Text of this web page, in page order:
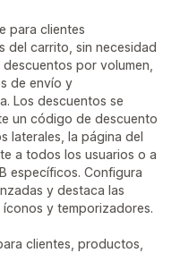
para clientes
del carrito, sin necesidad
por volumen,
de envío y
Los descuentos se
un código de descuento
laterales, la página del
a todos los usuarios o a
específicos. Configura
y destaca las
y temporizadores.
clientes, productos,